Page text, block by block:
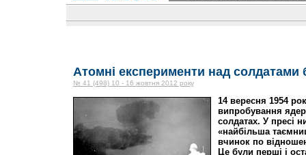
Атомні експерименти над
№ 41 (498) 10 - 16 жовтня 2012 року
14 вересня 1954
випробування
солдатах. У пресі
«найбільша
вчинок по
Це були перші і